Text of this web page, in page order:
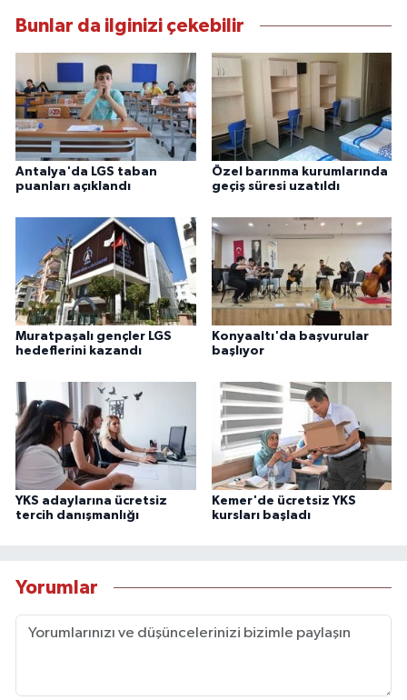
Bunlar da ilginizi çekebilir
Antalya'da LGS taban
puanları açıklandı
Özel barınma kurumlarında
geçiş süresi uzatıldı
Muratpaşalı gençler LGS
hedeflerini kazandı
Konyaaltı'da başvurular
başlıyor
YKS adaylarına ücretsiz
tercih danışmanlığı
Kemer'de ücretsiz YKS
kursları başladı
Yorumlar